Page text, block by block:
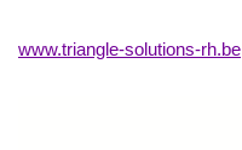
www.triangle-solutions-rh.be